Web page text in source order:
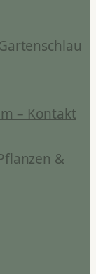
– Kontakt
&